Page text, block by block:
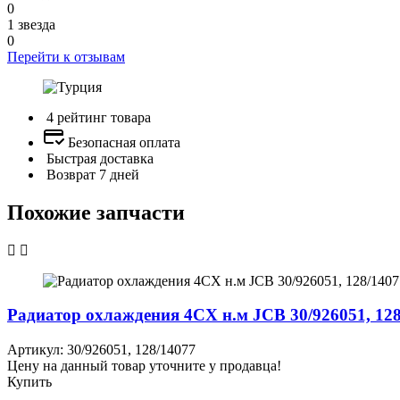
0
1 звезда
0
Перейти к отзывам
4 рейтинг товара
Безопасная оплата
Быстрая доставка
Возврат 7 дней
Похожие запчасти
Радиатор охлаждения 4СХ н.м JCB 30/926051,
Артикул: 30/926051, 128/14077
Цену на данный товар уточните у продавца!
Купить